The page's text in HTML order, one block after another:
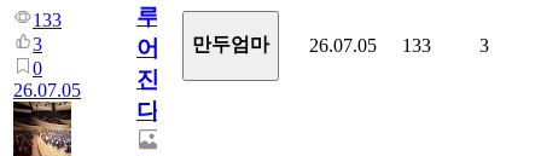
133
3
0
26.07.05
루
어
진
다.
만두엄마 26.07.05 133 3